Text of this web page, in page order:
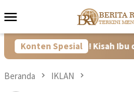
ke
Mobile
Konten Spesial
Tangguh! Kisah Ibu di
Beranda IKLAN